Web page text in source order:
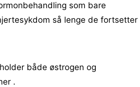
som bare
så lenge de fortsetter
både østrogen og
.